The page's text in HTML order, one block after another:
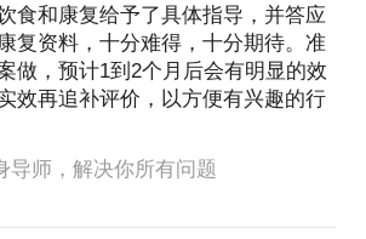
食和康复给予了具体指导，并答应
复资料，十分难得，十分期待。准
做，预计1到2个月后会有明显的效
效再追补评价，以方便有兴趣的行
导师，解决你所有问题